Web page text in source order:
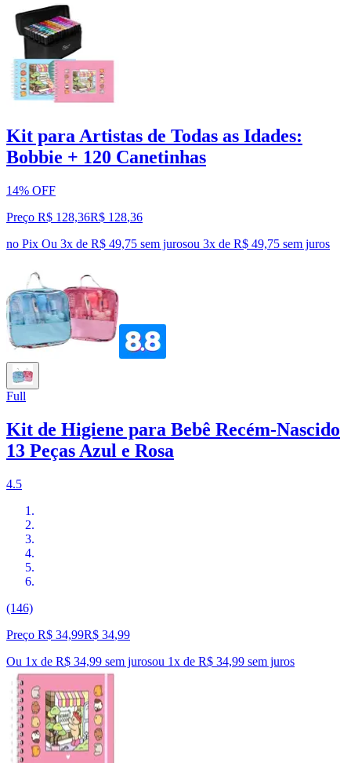
Kit para Artistas de Todas as Idades:
Bobbie + 120 Canetinhas
14% OFF
Preço R$ 128,36R$ 128,36
no Pix Ou 3x de R$ 49,75 sem jurosou 3x de R$ 49,75 sem juros
Full
Kit de Higiene para Bebê Recém-Nascido
13 Peças Azul e Rosa
4.5
(146)
Preço R$ 34,99R$ 34,99
Ou 1x de R$ 34,99 sem jurosou 1x de R$ 34,99 sem juros